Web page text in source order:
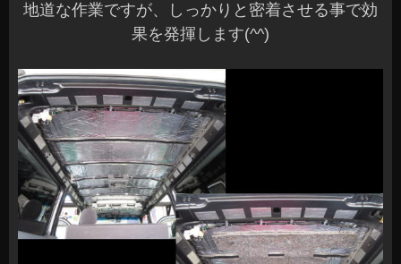
地道な作業ですが、しっかりと密着させる事で効
果を発揮します(^^)